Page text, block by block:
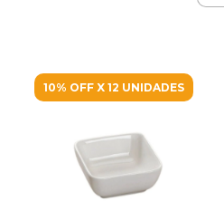
10% OFF X 12 UNIDADES